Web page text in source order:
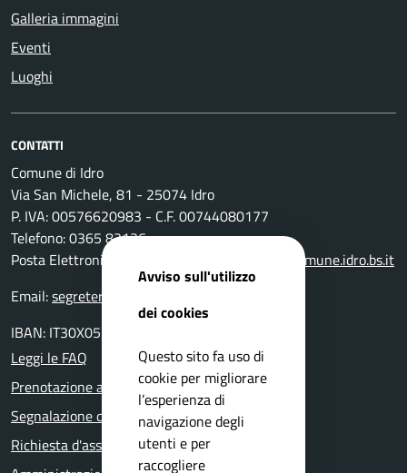
Galleria immagini
Eventi
Luoghi
CONTATTI
Comune di Idro
Via San Michele, 81 - 25074 Idro
P. IVA: 00576620983 - C.F. 00744080177
Telefono: 0365 83136
Posta Elettronica Certificata:
protocollo@pec.comune.idro.bs.it
Email:segreteria@comune.idro.bs.it
IBAN: IT30X0511655390000000000500
Leggi le FAQ
Prenotazione appuntamento
Segnalazione disservizio
Richiesta d'assistenza
Avviso sull'utilizzo
dei cookies
Questo sito fa uso di
cookie per migliorare
l’esperienza di
navigazione degli
utenti e per
raccogliere